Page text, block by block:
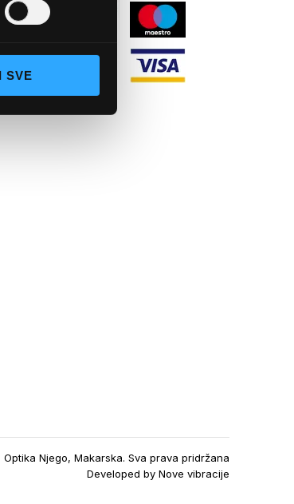
SVE
Njego, Makarska. Sva prava pridržana
Developed byNove vibracije